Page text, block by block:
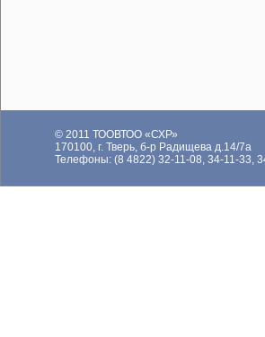
© 2011 ТООВТОО «СХР»
170100, г. Тверь, б-р Радищева д.14/7а
Те­лефо­ны: (8 4822) 32-11-08, 34-11-33,